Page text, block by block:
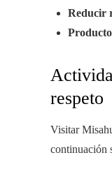
Reducir
respeto
Visitar
continuación